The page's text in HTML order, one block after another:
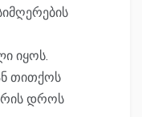
იყოს.
თითქოს
დროს